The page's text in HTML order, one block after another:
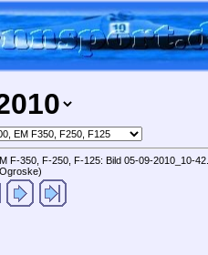
F-350, F-250, F-125: Bild 05-09-2010_10-